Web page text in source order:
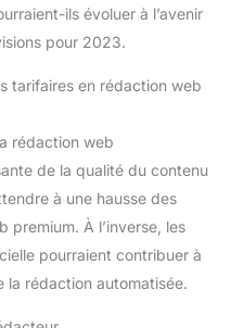
ils évoluer à l’avenir
pour 2023.
tarifaires en rédaction web
rédaction web
de la qualité du contenu
à une hausse des
premium. À l’inverse, les
pourraient contribuer à
la rédaction automatisée.